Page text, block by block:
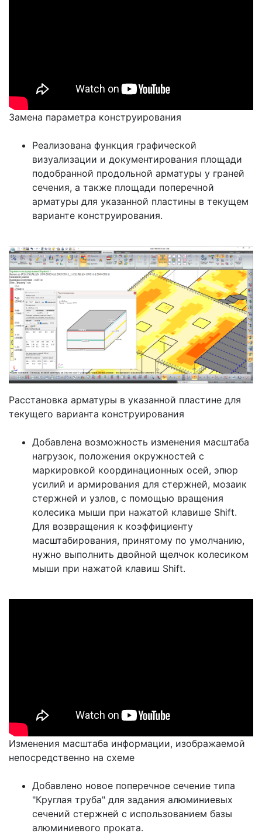
Замена параметра конструирования
Реализована функция графической
визуализации и документирования площади
подобранной продольной арматуры у граней
сечения, а также площади поперечной
арматуры для указанной пластины в текущем
варианте конструирования.
Расстановка арматуры в указанной пластине для
текущего варианта конструирования
Добавлена возможность изменения масштаба
нагрузок, положения окружностей с
маркировкой координационных осей, эпюр
усилий и армирования для стержней, мозаик
стержней и узлов, с помощью вращения
колесика мыши при нажатой клавише Shift.
Для возвращения к коэффициенту
масштабирования, принятому по умолчанию,
нужно выполнить двойной щелчок колесиком
мыши при нажатой клавиш Shift.
Изменения масштаба информации, изображаемой
непосредственно на схеме
Добавлено новое поперечное сечение типа
"Круглая труба" для задания алюминиевых
сечений стержней с использованием базы
алюминиевого проката.